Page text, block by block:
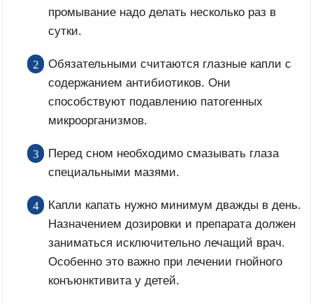
промывание надо делать несколько раз в
сутки.
Обязательными считаются глазные капли с
содержанием антибиотиков. Они
способствуют подавлению патогенных
микроорганизмов.
Перед сном необходимо смазывать глаза
специальными мазями.
Капли капать нужно минимум дважды в день.
Назначением дозировки и препарата должен
заниматься исключительно лечащий врач.
Особенно это важно при лечении гнойного
конъюнктивита у детей.